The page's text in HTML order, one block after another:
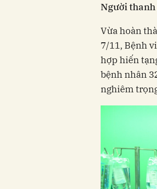
Người
Vừa hoàn
7/11, Bệnh
hợp hiến
bệnh nhân
nghiêm